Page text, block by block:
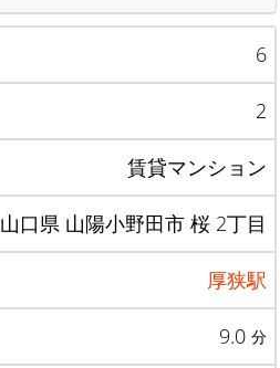
6
2
賃貸マンション
山口県 山陽小野田市 桜 2丁目
厚狭駅
9.0 分